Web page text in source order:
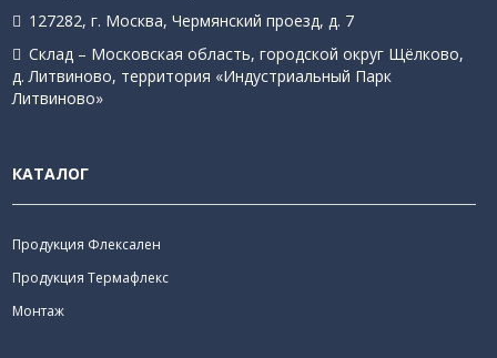
127282, г. Москва, Чермянский проезд, д. 7
Склад – Московская область, городской округ Щёлково,
д. Литвиново, территория «Индустриальный Парк
Литвиново»
КАТАЛОГ
Продукция Флексален
Продукция Термафлекс
Монтаж